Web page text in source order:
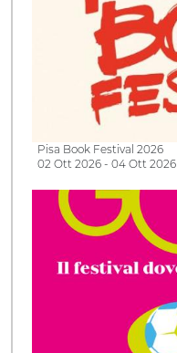
Pisa Book Festival 2026
02 Ott 2026 - 04 Ott 2026